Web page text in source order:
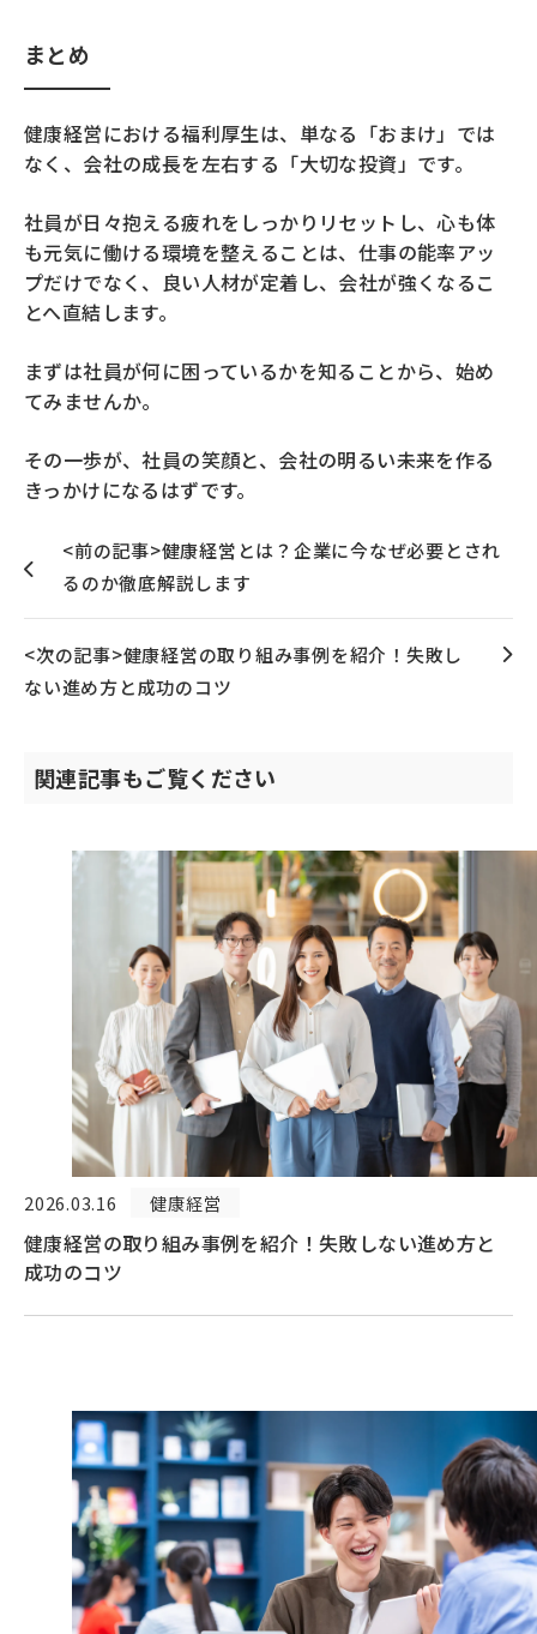
まとめ
健康経営における福利厚生は、単なる「おまけ」では
なく、会社の成長を左右する「大切な投資」です。
社員が日々抱える疲れをしっかりリセットし、心も体
も元気に働ける環境を整えることは、仕事の能率アッ
プだけでなく、良い人材が定着し、会社が強くなるこ
とへ直結します。
まずは社員が何に困っているかを知ることから、始め
てみませんか。
その一歩が、社員の笑顔と、会社の明るい未来を作る
きっかけになるはずです。
<前の記事>健康経営とは？企業に今なぜ必要とされ
るのか徹底解説します
<次の記事>健康経営の取り組み事例を紹介！失敗し
ない進め方と成功のコツ
関連記事もご覧ください
2026.03.16 健康経営
健康経営の取り組み事例を紹介！失敗しない進め方と
成功のコツ